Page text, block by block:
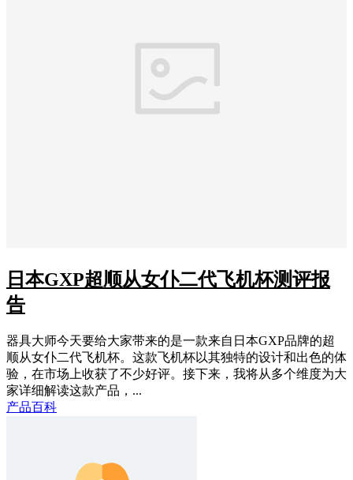
日本GXP超顺从女仆二代飞机杯测评报
告
器具大师今天要给大家带来的是一款来自日本GXP品牌的超
顺从女仆二代飞机杯。这款飞机杯以其独特的设计和出色的体
验，在市场上收获了不少好评。接下来，我将从多个维度为大
家详细解读这款产品，...
产品百科